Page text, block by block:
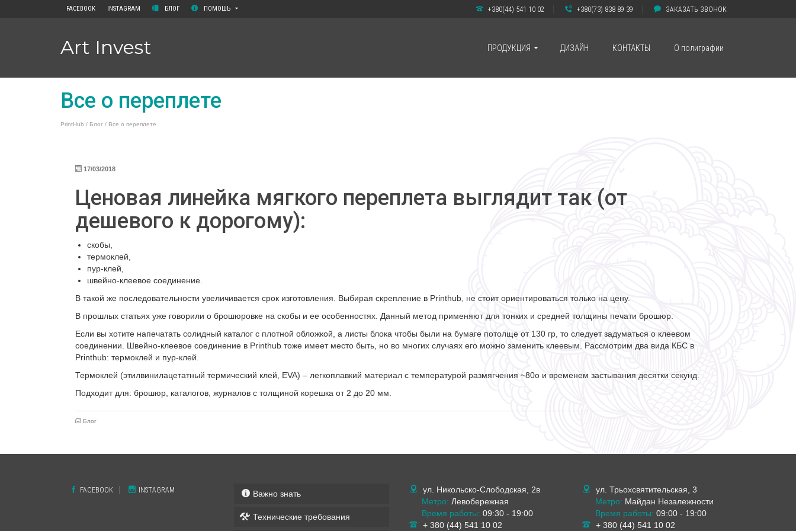
+380(44) 541 10 02 +380(73) 838 89 39 ЗАКАЗАТЬ ЗВОНОК
FACEBOOK INSTAGRAM БЛОГ ПОМОШЬ
Art Invest ПРОДУКЦИЯ ДИЗАЙН КОНТАКТЫ О полиграфии
Все о переплете
PrintHub / Блог / Все о переплете
17/03/2018
Ценовая линейка мягкого переплета выглядит так (от
дешевого к дорогому):
скобы,
термоклей,
пур-клей,
швейно-клеевое соединение.
В такой же последовательности увеличивается срок изготовления. Выбирая скрепление в Printhub, не стоит ориентироваться только на цену.
В прошлых статьях уже говорили о брошюровке на скобы и ее особенностях. Данный метод применяют для тонких и средней толщины печати брошюр.
Если вы хотите напечатать солидный каталог с плотной обложкой, а листы блока чтобы были на бумаге потолще от 130 гр, то следует задуматься о клеевом
соединении. Швейно-клеевое соединение в Printhub тоже имеет место быть, но во многих случаях его можно заменить клеевым. Рассмотрим два вида КБС в
Printhub: термоклей и пур-клей.
Термоклей (этилвинилацетатный термический клей, EVA) – легкоплавкий материал с температурой размягчения ~80o и временем застывания десятки секунд.
Подходит для: брошюр, каталогов, журналов с толщиной корешка от 2 до 20 мм.
Блог
FACEBOOK INSTAGRAM Важно знать
Технические требования
ул. Никольско-Слободская, 2в
Метро: Левобережная
Время работы: 09:30 - 19:00
+ 380 (44) 541 10 02
ул. Трьохсвятительская, 3
Метро: Майдан Незалежности
Время работы: 09:00 - 19:00
+ 380 (44) 541 10 02